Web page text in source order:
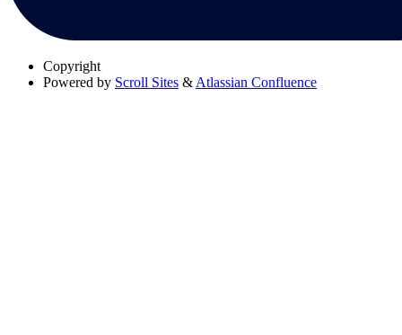
Copyright
Powered by Scroll Sites & Atlassian Confluence